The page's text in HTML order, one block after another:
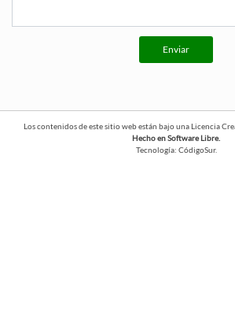
Enviar
Los contenidos de este sitio web están bajo unaLicencia
Hecho en Software Libre.
Tecnología: CódigoSur.